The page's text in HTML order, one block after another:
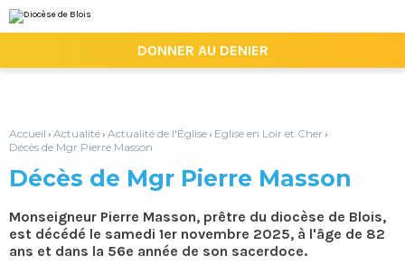
au
contenu.
la
personnels
DONNER AU DENIER
Accueil › Actualité› Actualité de l'Église› Eglise en Loir et Cher›
Décès de Mgr Pierre Masson
Décès de Mgr Pierre Masson
Monseigneur Pierre Masson, prêtre du diocèse de Blois,
est décédé le samedi 1er novembre 2025, à l'âge de 82
ans et dans la 56e année de son sacerdoce.